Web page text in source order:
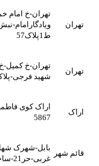
تهران-خ امام خمینی-بین جیحون
ویادگارامام-نبش شهیداتابکی-
تهران-خ کمیل-خ هرمزان-کوچه
شهید فرجی-پلاک29
اراک کوی فاطمیه خ عترت پ
بابل-شهرک شهاب نیا-کمربندی
غربی-حر21-ساختمان غزال